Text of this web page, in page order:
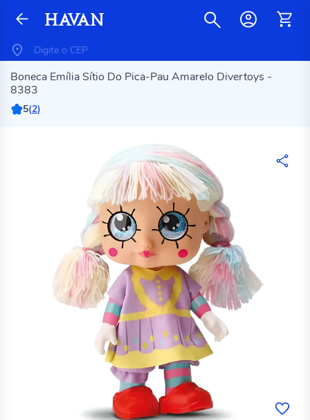
Boneca Emília Sítio Do Pica-Pau Amarelo Divertoys -
8383
5(2)